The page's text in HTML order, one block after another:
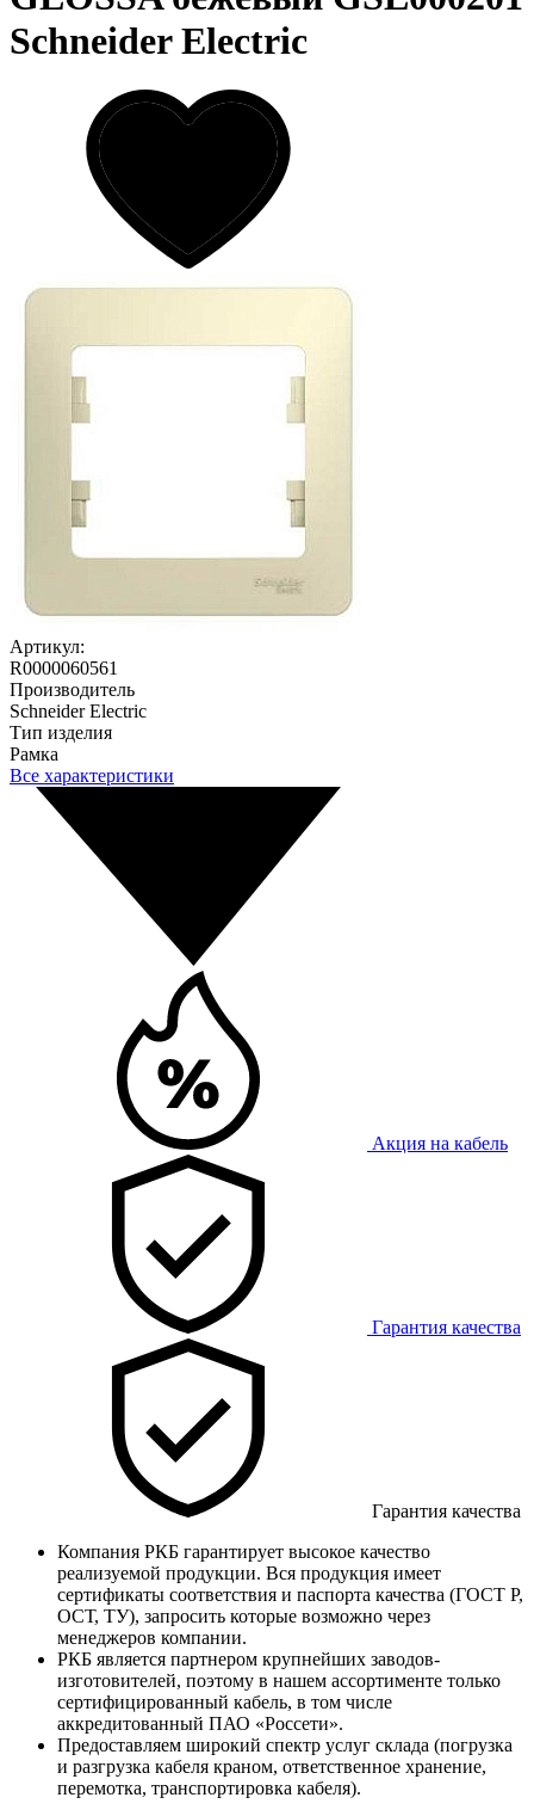
Schneider Electric
Артикул:
R0000060561
Производитель
Schneider Electric
Тип изделия
Рамка
Все характеристики
Акция на кабель
Гарантия качества
Гарантия качества
Компания РКБ гарантирует высокое качество
реализуемой продукции. Вся продукция имеет
сертификаты соответствия и паспорта качества (ГОСТ Р,
ОСТ, ТУ), запросить которые возможно через
менеджеров компании.
РКБ является партнером крупнейших заводов-
изготовителей, поэтому в нашем ассортименте только
сертифицированный кабель, в том числе
аккредитованный ПАО «Россети».
Предоставляем широкий спектр услуг склада (погрузка
и разгрузка кабеля краном, ответственное хранение,
перемотка, транспортировка кабеля).